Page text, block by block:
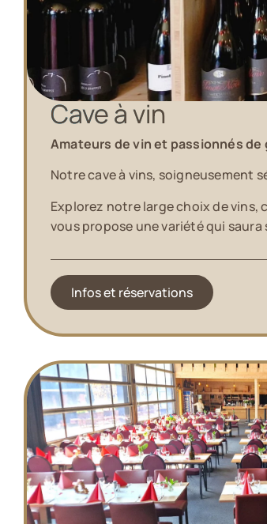
Cave à vin
Amateurs de vin et passionnés
Notre cave à vins, soigneusement
Explorez notre large choix de vins,
vous propose une variété qui
Infos et réservations